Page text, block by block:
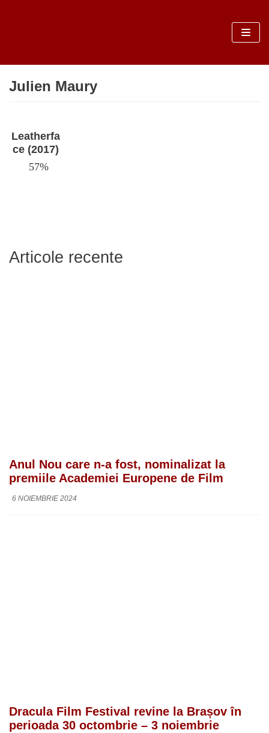
conținut
Julien Maury
Leatherfa
ce (2017)
57%
Articole recente
Anul Nou care n-a fost, nominalizat la
premiile Academiei Europene de Film
6 NOIEMBRIE 2024
Dracula Film Festival revine la Brașov în
perioada 30 octombrie – 3 noiembrie